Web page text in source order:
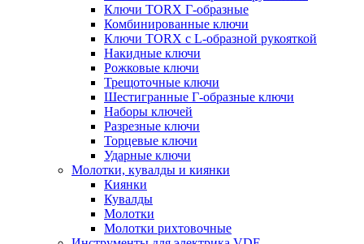
Ключи TORX Г-образные
Комбинированные ключи
Ключи TORX с L-образной рукояткой
Накидные ключи
Рожковые ключи
Трещоточные ключи
Шестигранные Г-образные ключи
Наборы ключей
Разрезные ключи
Торцевые ключи
Ударные ключи
Молотки, кувалды и киянки
Киянки
Кувалды
Молотки
Молотки рихтовочные